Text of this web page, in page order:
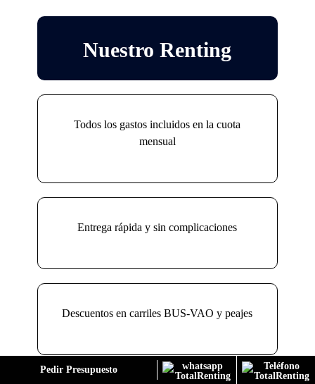
Nuestro Renting
Todos los gastos incluidos en la cuota
mensual
Entrega rápida y sin complicaciones
Descuentos en carriles BUS-VAO y peajes
Pedir Presupuesto